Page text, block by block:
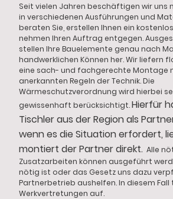
Seit vielen Jahren beschäftigen wir uns
in verschiedenen Ausführungen und
beraten Sie, erstellen Ihnen ein
nehmen Ihren Auftrag entgegen.
stellen Ihre Bauelemente genau nach
handwerklichen Können her. Wir liefern
eine sach- und fachgerechte Montage
anerkannten Regeln der Technik. Die
Wärmeschutzverordnung wird hierbei
gewissenhaft berücksichtigt.Hierfür
Tischler aus der Region als
wenn es die Situation erfordert,
montiert der Partner direkt. Alle
Zusatzarbeiten können ausgeführt
nötig ist oder das Gesetz uns dazu
Partnerbetrieb aushelfen. In diesem Fall
Werkvertretungen auf.